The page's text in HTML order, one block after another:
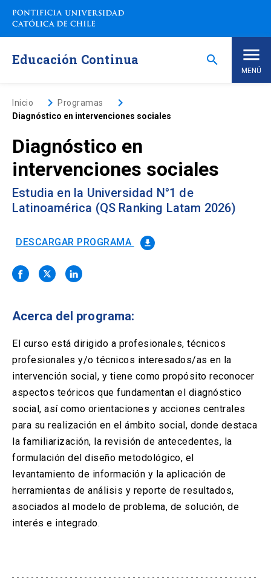
Saltar
contenido
Educación Continua search
MENÚ
Inicio
Programas de Estudio
Programas Corporativos
Noticias
Solicitud Certificados
en
nueva
pestaña)
enlace
abre
en
nueva
pestaña)
enlace
se
abre
una
nueva
pestaña)
ACCESOS UC
Biblioteca launch
(El
enlace
se
abre
una
nueva
pestaña)
Mi Portal UC launch
(El
enlace
se
abre
una
nueva
pestaña)
Correo launch
(El
enlace
se
abre
en
una
nueva
Inicio keyboard_arrow_rightProgramas keyboard_arrow_right
Diagnóstico en intervenciones sociales
Diagnóstico en
intervenciones sociales
Estudia en la Universidad N°1 de
Latinoamérica (QS Ranking Latam 2026)
DESCARGAR PROGRAMA file_download
Acerca del programa:
El curso está dirigido a profesionales, técnicos
profesionales y/o técnicos interesados/as en la
intervención social, y tiene como propósito reconocer
aspectos teóricos que fundamentan el diagnóstico
social, así como orientaciones y acciones centrales
para su realización en el ámbito social, donde destaca
la familiarización, la revisión de antecedentes, la
formulación del diseño metodológico, el
levantamiento de información y la aplicación de
herramientas de análisis y reporte de resultados,
asociados al modelo de problema, de solución, de
interés e integrado.